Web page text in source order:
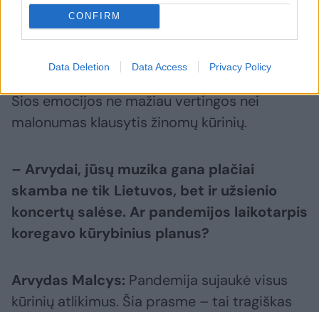
CONFIRM
Data Deletion Data Access Privacy Policy
Klausytojas ne visada yra pasiruošęs
surizikuoti išgirsti negirdėtą muziką, tačiau
Šios emocijos ne mažiau vertingos nei
malonumas klausytis žinomų kūrinių.
– Arvydai, jūsų muzika gana plačiai
skamba ne tik Lietuvos, bet ir užsienio
koncertų salėse. Ar pandemijos laikotarpis
koregavo kūrybinius planus?
Arvydas Malcys: Pandemija sujaukė visus
kūrinių atlikimus. Šia prasme – tai tragiškas